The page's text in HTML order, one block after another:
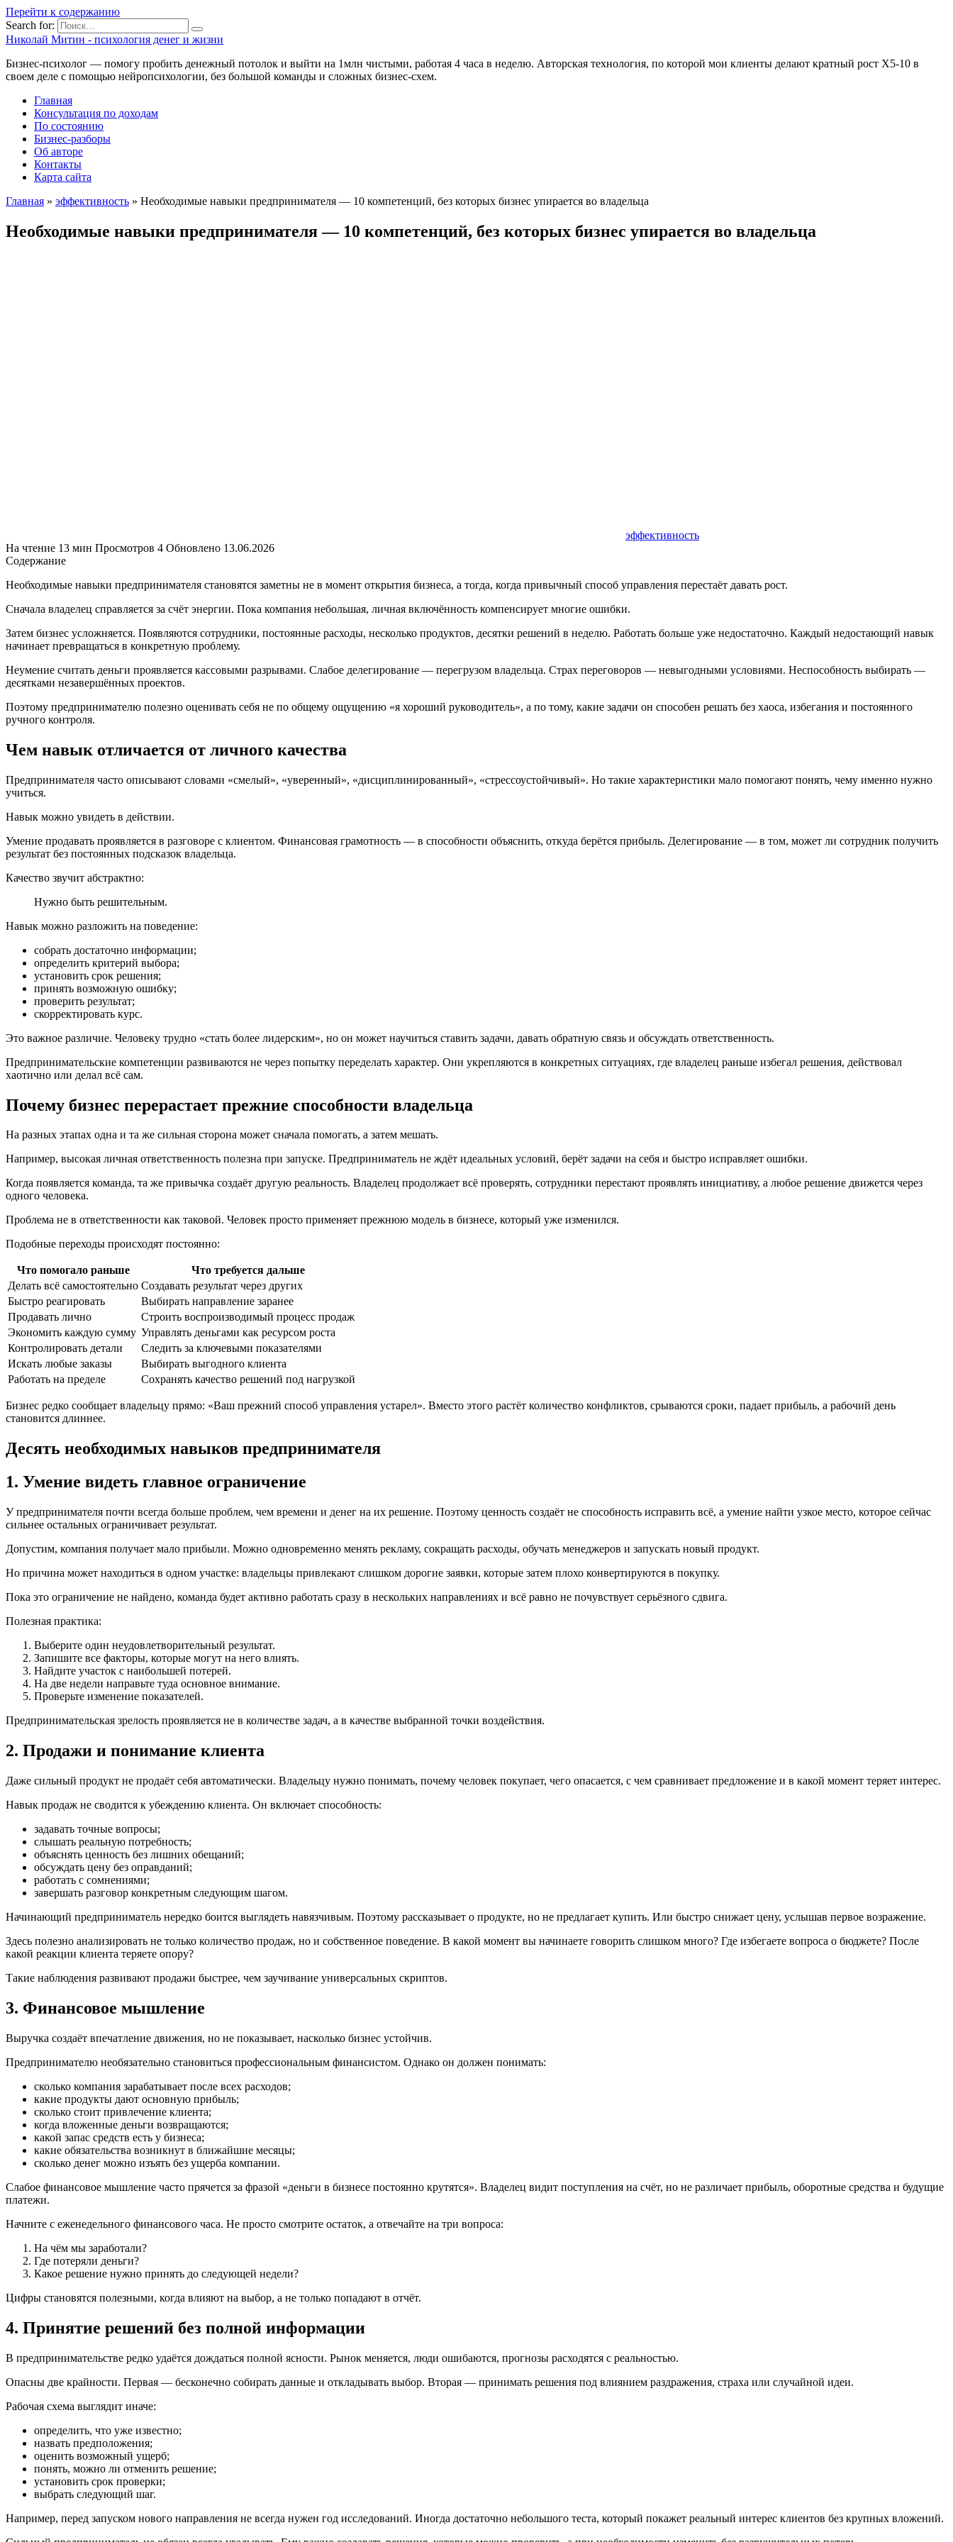
Перейти к содержанию
Search for:
Николай Митин - психология денег и жизни
Бизнес-психолог — помогу пробить денежный потолок и выйти на 1млн чистыми, работая 4 часа в неделю. Авторская технология, по которой мои клиенты делают кратный рост Х5-10 в
своем деле с помощью нейропсихологии, без большой команды и сложных бизнес-схем.
Главная
Консультация по доходам
По состоянию
Бизнес-разборы
Об авторе
Контакты
Карта сайта
Главная » эффективность » Необходимые навыки предпринимателя — 10 компетенций, без которых бизнес упирается во владельца
Необходимые навыки предпринимателя — 10 компетенций, без которых бизнес упирается во владельца
эффективность
На чтение 13 мин Просмотров 4 Обновлено 13.06.2026
Содержание
Необходимые навыки предпринимателя становятся заметны не в момент открытия бизнеса, а тогда, когда привычный способ управления перестаёт давать рост.
Сначала владелец справляется за счёт энергии. Пока компания небольшая, личная включённость компенсирует многие ошибки.
Затем бизнес усложняется. Появляются сотрудники, постоянные расходы, несколько продуктов, десятки решений в неделю. Работать больше уже недостаточно. Каждый недостающий навык
начинает превращаться в конкретную проблему.
Неумение считать деньги проявляется кассовыми разрывами. Слабое делегирование — перегрузом владельца. Страх переговоров — невыгодными условиями. Неспособность выбирать —
десятками незавершённых проектов.
Поэтому предпринимателю полезно оценивать себя не по общему ощущению «я хороший руководитель», а по тому, какие задачи он способен решать без хаоса, избегания и постоянного
ручного контроля.
Чем навык отличается от личного качества
Предпринимателя часто описывают словами «смелый», «уверенный», «дисциплинированный», «стрессоустойчивый». Но такие характеристики мало помогают понять, чему именно нужно
учиться.
Навык можно увидеть в действии.
Умение продавать проявляется в разговоре с клиентом. Финансовая грамотность — в способности объяснить, откуда берётся прибыль. Делегирование — в том, может ли сотрудник получить
результат без постоянных подсказок владельца.
Качество звучит абстрактно:
Нужно быть решительным.
Навык можно разложить на поведение:
собрать достаточно информации;
определить критерий выбора;
установить срок решения;
принять возможную ошибку;
проверить результат;
скорректировать курс.
Это важное различие. Человеку трудно «стать более лидерским», но он может научиться ставить задачи, давать обратную связь и обсуждать ответственность.
Предпринимательские компетенции развиваются не через попытку переделать характер. Они укрепляются в конкретных ситуациях, где владелец раньше избегал решения, действовал
хаотично или делал всё сам.
Почему бизнес перерастает прежние способности владельца
На разных этапах одна и та же сильная сторона может сначала помогать, а затем мешать.
Например, высокая личная ответственность полезна при запуске. Предприниматель не ждёт идеальных условий, берёт задачи на себя и быстро исправляет ошибки.
Когда появляется команда, та же привычка создаёт другую реальность. Владелец продолжает всё проверять, сотрудники перестают проявлять инициативу, а любое решение движется через
одного человека.
Проблема не в ответственности как таковой. Человек просто применяет прежнюю модель в бизнесе, который уже изменился.
Подобные переходы происходят постоянно:
Что помогало раньше
Что требуется дальше
Делать всё самостоятельно Создавать результат через других
Быстро реагировать
Выбирать направление заранее
Продавать лично
Строить воспроизводимый процесс продаж
Экономить каждую сумму Управлять деньгами как ресурсом роста
Контролировать детали
Следить за ключевыми показателями
Искать любые заказы
Выбирать выгодного клиента
Работать на пределе
Сохранять качество решений под нагрузкой
Бизнес редко сообщает владельцу прямо: «Ваш прежний способ управления устарел». Вместо этого растёт количество конфликтов, срываются сроки, падает прибыль, а рабочий день
становится длиннее.
Десять необходимых навыков предпринимателя
1. Умение видеть главное ограничение
У предпринимателя почти всегда больше проблем, чем времени и денег на их решение. Поэтому ценность создаёт не способность исправить всё, а умение найти узкое место, которое сейчас
сильнее остальных ограничивает результат.
Допустим, компания получает мало прибыли. Можно одновременно менять рекламу, сокращать расходы, обучать менеджеров и запускать новый продукт.
Но причина может находиться в одном участке: владельцы привлекают слишком дорогие заявки, которые затем плохо конвертируются в покупку.
Пока это ограничение не найдено, команда будет активно работать сразу в нескольких направлениях и всё равно не почувствует серьёзного сдвига.
Полезная практика:
Выберите один неудовлетворительный результат.
Запишите все факторы, которые могут на него влиять.
Найдите участок с наибольшей потерей.
На две недели направьте туда основное внимание.
Проверьте изменение показателей.
Предпринимательская зрелость проявляется не в количестве задач, а в качестве выбранной точки воздействия.
2. Продажи и понимание клиента
Даже сильный продукт не продаёт себя автоматически. Владельцу нужно понимать, почему человек покупает, чего опасается, с чем сравнивает предложение и в какой момент теряет интерес.
Навык продаж не сводится к убеждению клиента. Он включает способность:
задавать точные вопросы;
слышать реальную потребность;
объяснять ценность без лишних обещаний;
обсуждать цену без оправданий;
работать с сомнениями;
завершать разговор конкретным следующим шагом.
Начинающий предприниматель нередко боится выглядеть навязчивым. Поэтому рассказывает о продукте, но не предлагает купить. Или быстро снижает цену, услышав первое возражение.
Здесь полезно анализировать не только количество продаж, но и собственное поведение. В какой момент вы начинаете говорить слишком много? Где избегаете вопроса о бюджете? После
какой реакции клиента теряете опору?
Такие наблюдения развивают продажи быстрее, чем заучивание универсальных скриптов.
3. Финансовое мышление
Выручка создаёт впечатление движения, но не показывает, насколько бизнес устойчив.
Предпринимателю необязательно становиться профессиональным финансистом. Однако он должен понимать:
сколько компания зарабатывает после всех расходов;
какие продукты дают основную прибыль;
сколько стоит привлечение клиента;
когда вложенные деньги возвращаются;
какой запас средств есть у бизнеса;
какие обязательства возникнут в ближайшие месяцы;
сколько денег можно изъять без ущерба компании.
Слабое финансовое мышление часто прячется за фразой «деньги в бизнесе постоянно крутятся». Владелец видит поступления на счёт, но не различает прибыль, оборотные средства и будущие
платежи.
Начните с еженедельного финансового часа. Не просто смотрите остаток, а отвечайте на три вопроса:
На чём мы заработали?
Где потеряли деньги?
Какое решение нужно принять до следующей недели?
Цифры становятся полезными, когда влияют на выбор, а не только попадают в отчёт.
4. Принятие решений без полной информации
В предпринимательстве редко удаётся дождаться полной ясности. Рынок меняется, люди ошибаются, прогнозы расходятся с реальностью.
Опасны две крайности. Первая — бесконечно собирать данные и откладывать выбор. Вторая — принимать решения под влиянием раздражения, страха или случайной идеи.
Рабочая схема выглядит иначе:
определить, что уже известно;
назвать предположения;
оценить возможный ущерб;
понять, можно ли отменить решение;
установить срок проверки;
выбрать следующий шаг.
Например, перед запуском нового направления не всегда нужен год исследований. Иногда достаточно небольшого теста, который покажет реальный интерес клиентов без крупных вложений.